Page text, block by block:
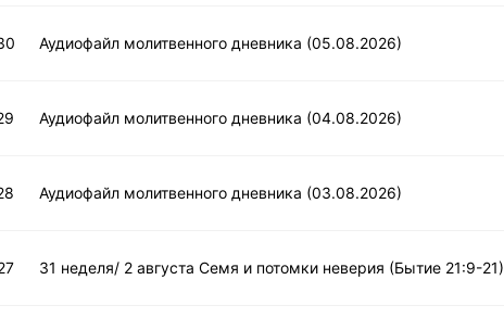
Аудиофайл молитвенного дневника (05.08.2026)
Аудиофайл молитвенного дневника (04.08.2026)
Аудиофайл молитвенного дневника (03.08.2026)
31 неделя/ 2 августа Семя и потомки неверия (Бытие 21:9-21)